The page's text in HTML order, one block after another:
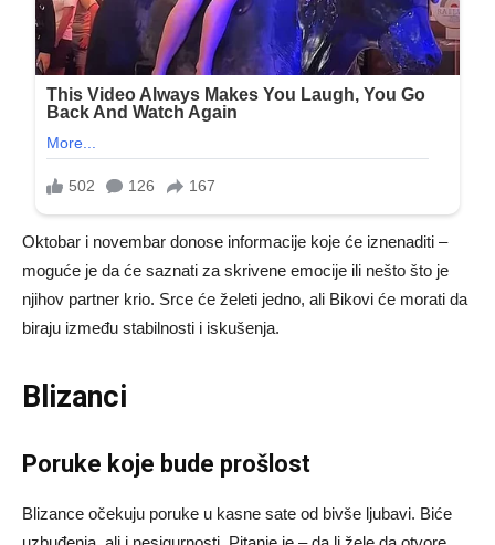
Oktobar i novembar donose informacije koje će iznenaditi –
moguće je da će saznati za skrivene emocije ili nešto što je
njihov partner krio. Srce će želeti jedno, ali Bikovi će morati da
biraju između stabilnosti i iskušenja.
Blizanci
Poruke koje bude prošlost
Blizance očekuju poruke u kasne sate od bivše ljubavi. Biće